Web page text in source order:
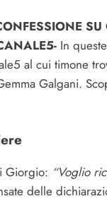
SU
In
al cui timone
Galgani.
Giorgio: “Voglio
delle